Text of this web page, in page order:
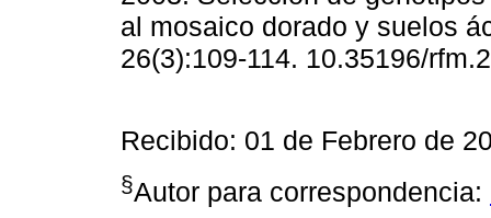
al mosaico dorado y suelos
26(3):109-114. 10.35196/
Recibido: 01 de Febrero de
§Autor para correspondencia: